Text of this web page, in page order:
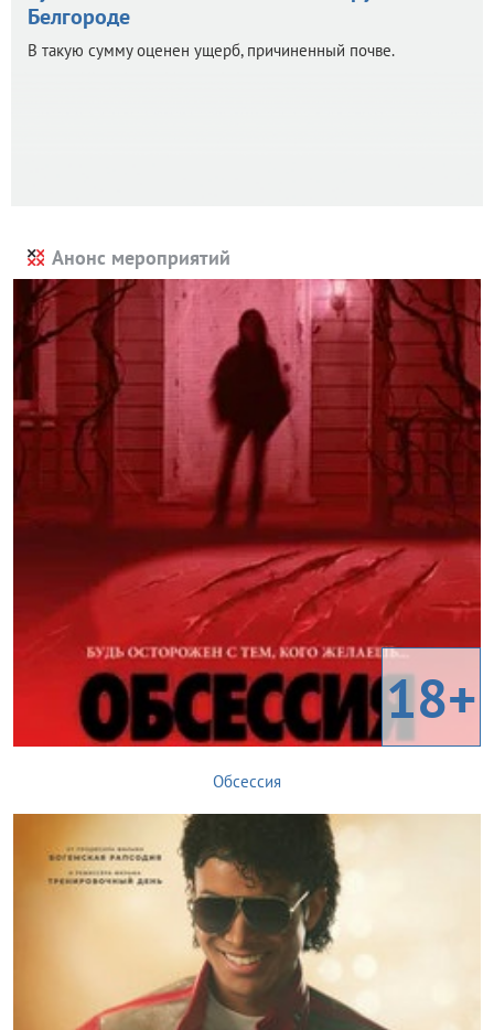
Белгороде
В такую сумму оценен ущерб, причиненный почве.
Анонс мероприятий
18+
Обсессия